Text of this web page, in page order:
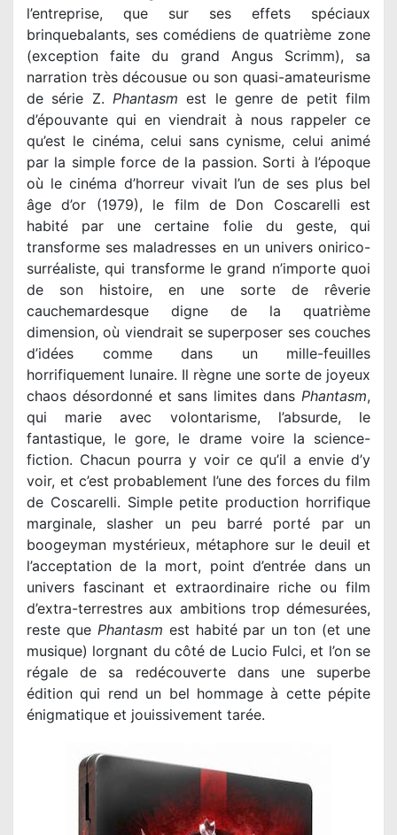
l’entreprise, que sur ses effets spéciaux
brinquebalants, ses comédiens de quatrième zone
(exception faite du grand Angus Scrimm), sa
narration très décousue ou son quasi-amateurisme
de série Z. Phantasm est le genre de petit film
d’épouvante qui en viendrait à nous rappeler ce
qu’est le cinéma, celui sans cynisme, celui animé
par la simple force de la passion. Sorti à l’époque
où le cinéma d’horreur vivait l’un de ses plus bel
âge d’or (1979), le film de Don Coscarelli est
habité par une certaine folie du geste, qui
transforme ses maladresses en un univers onirico-
surréaliste, qui transforme le grand n’importe quoi
de son histoire, en une sorte de rêverie
cauchemardesque digne de la quatrième
dimension, où viendrait se superposer ses couches
d’idées comme dans un mille-feuilles
horrifiquement lunaire. Il règne une sorte de joyeux
chaos désordonné et sans limites dans Phantasm,
qui marie avec volontarisme, l’absurde, le
fantastique, le gore, le drame voire la science-
fiction. Chacun pourra y voir ce qu’il a envie d’y
voir, et c’est probablement l’une des forces du film
de Coscarelli. Simple petite production horrifique
marginale, slasher un peu barré porté par un
boogeyman mystérieux, métaphore sur le deuil et
l’acceptation de la mort, point d’entrée dans un
univers fascinant et extraordinaire riche ou film
d’extra-terrestres aux ambitions trop démesurées,
reste que Phantasm est habité par un ton (et une
musique) lorgnant du côté de Lucio Fulci, et l’on se
régale de sa redécouverte dans une superbe
édition qui rend un bel hommage à cette pépite
énigmatique et jouissivement tarée.